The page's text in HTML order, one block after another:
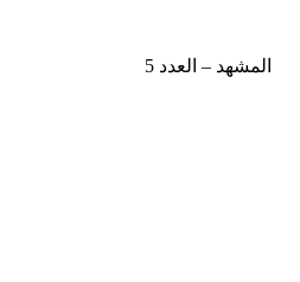
المشهد – العدد 5